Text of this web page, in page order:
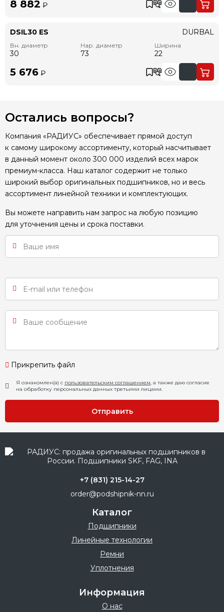
8 882 ₽
DSIL30 ES
Вн. диаметр
30
Нар. диаметр
73
Ширина
22
DURBAL
5 676 ₽
Остались вопросы?
Компания «РАДИУС» обеспечивает прямой доступ
к самому широкому ассортименту, который насчитывает
в данный момент около 300 000 изделий всех марок
премиум-класса. Наш каталог содержит не только
широкий выбор оригинальных подшипников, но и весь
ассортимент линейной техники и комплектующих.
Вы можете направить нам запрос на любую позицию
для уточнения цены и срока поставки.
Прикрепить файл
Я ознакомлен(а) с пользовательским соглашением, а также даю согласие
на обработку персональных данных третьими лицами.
Отправить
+7 (831) 215-14-27
order@podshipnik-nn.ru
Каталог
Подшипники
Линейные технологии
Ремни
Уплотнения
Информация
О нас